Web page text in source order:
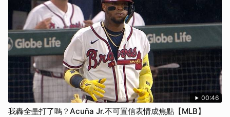
00:46
我轟全壘打了嗎？Acuña Jr.不可置信表情成焦點【MLB】